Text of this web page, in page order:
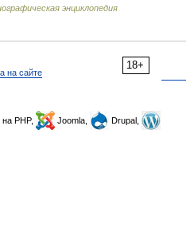
энциклопедия
18+
на сайте
на PHP, Joomla,
Drupal,